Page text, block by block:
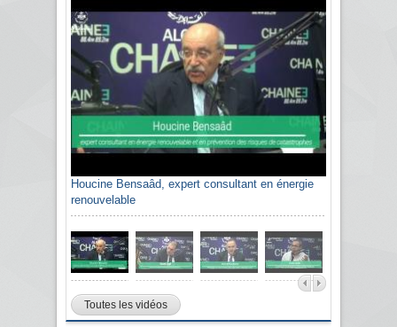
Houcine Bensaâd, expert consultant en énergie
renouvelable
Toutes les vidéos